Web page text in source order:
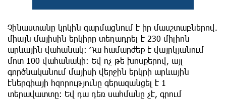
Չինաստանը կրկին զարմացնում է իր մասշտաբներով.
միայն մայիսին երկիրը տեղադրել է 230 միլիոն
արևային վահանակ: Դա համարժեք է վայրկյանում
մոտ 100 վահանակի: Եվ ոչ թե խոսքերով, այլ
գործնականում մայիսի վերջին երկրի արևային
էներգիայի հզորությունը գերազանցել է 1
տերավատտը: Եվ դա դեռ սահմանը չէ, գրում